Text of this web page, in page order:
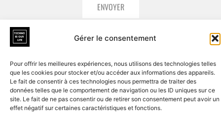
Gérer le consentement
Pour offrir les meilleures expériences, nous utilisons des technologies telles
que les cookies pour stocker et/ou accéder aux informations des appareils.
Le fait de consentir à ces technologies nous permettra de traiter des
données telles que le comportement de navigation ou les ID uniques sur ce
site. Le fait de ne pas consentir ou de retirer son consentement peut avoir un
effet négatif sur certaines caractéristiques et fonctions.
ENVOYER